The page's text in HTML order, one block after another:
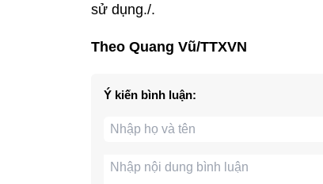
sử dụng./.
Theo Quang Vũ/TTXVN
Ý kiến bình luận: